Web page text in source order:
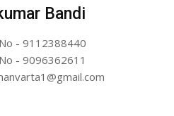
Bandi
- 9112388440
- 9096362611